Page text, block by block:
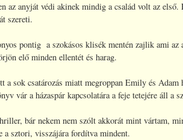
az anyját védi akinek mindig a család volt az
szereti.
pontig a szokásos klisék mentén zajlik ami
elő minden ellentét és harag.
a sok csatározás miatt megroppan Emily és Adam
vár a házaspár kapcsolatára a feje tetejére áll a
bár nekem nem szólt akkorát mint vártam,
a sztori, visszájára fordítva mindent.